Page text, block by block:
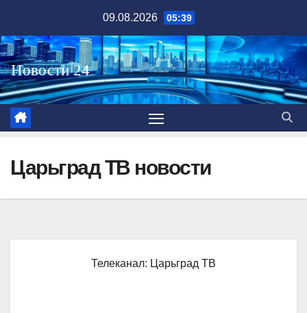
содержимому
09.08.2026 05:39
Царьград ТВ новости
Телеканал: Царьград ТВ